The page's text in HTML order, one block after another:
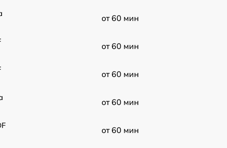
от 60 мин
от 60 мин
от 60 мин
от 60 мин
от 60 мин